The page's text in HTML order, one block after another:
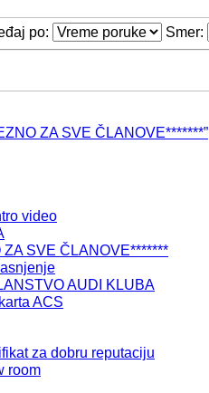
po: Smer:
ZA SVE ČLANOVE*******”
video
SVE ČLANOVE*******
AUDI KLUBA
ACS
za dobru reputaciju
room